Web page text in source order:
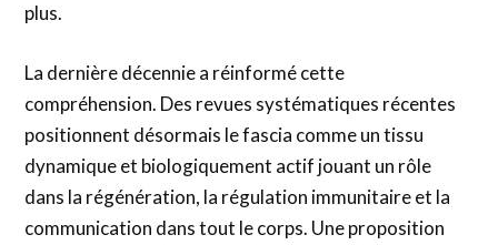
plus.
La dernière décennie a réinformé cette
compréhension. Des revues systématiques récentes
positionnent désormais le fascia comme un tissu
dynamique et biologiquement actif jouant un rôle
dans la régénération, la régulation immunitaire et la
communication dans tout le corps. Une proposition